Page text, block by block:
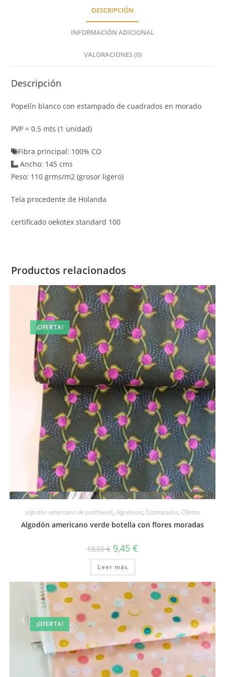
DESCRIPCIÓN
INFORMACIÓN ADICIONAL
VALORACIONES (0)
Descripción
Popelín blanco con estampado de cuadrados en morado
PVP = 0.5 mts (1 unidad)
Fibra principal: 100% CO
Ancho: 145 cms
Peso: 110 grms/m2 (grosor ligero)
Tela procedente de Holanda
certificado oekotex standard 100
Productos relacionados
¡OFERTA!
Vista rápida
algodón americano de patchwork,Algodones, Estampados, Ofertas
Algodón americano verde botella con flores moradas
13,50€ El
precio
original
era:
13,50 €.
9,45 €
Leer más
¡OFERTA!